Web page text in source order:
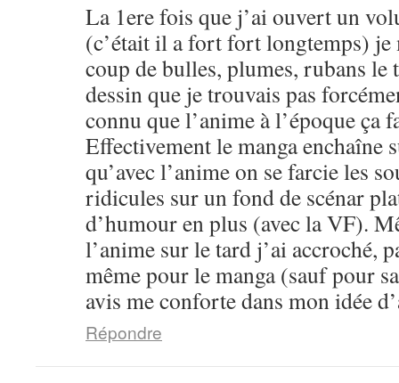
La 1ere fois que j’ai ouvert un
(c’était il a fort fort longtemps) je
coup de bulles, plumes, rubans le
dessin que je trouvais pas
connu que l’anime à l’époque ça
Effectivement le manga enchaîne
qu’avec l’anime on se farcie les
ridicules sur un fond de scénar
d’humour en plus (avec la VF).
l’anime sur le tard j’ai accroché,
même pour le manga (sauf pour
avis me conforte dans mon idée
Répondre